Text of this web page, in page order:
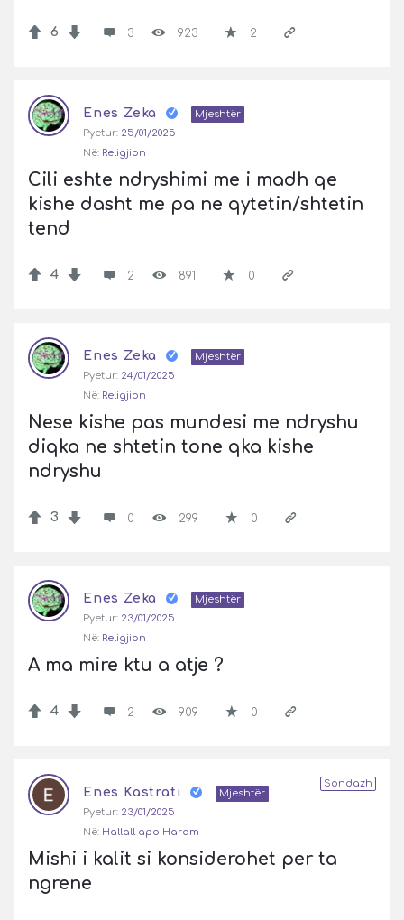
6 3 923 2
Enes Zeka
Mjeshtër
Pyetur: 25/01/2025
Në: Religjion
Cili eshte ndryshimi me i madh qe
kishe dasht me pa ne qytetin/shtetin
tend
4 2 891 0
Enes Zeka
Mjeshtër
Pyetur: 24/01/2025
Në: Religjion
Nese kishe pas mundesi me ndryshu
diqka ne shtetin tone qka kishe
ndryshu
3 0 299 0
Enes Zeka
Mjeshtër
Pyetur: 23/01/2025
Në: Religjion
A ma mire ktu a atje ?
4 2 909 0
Sondazh
Enes Kastrati
Mjeshtër
Pyetur: 23/01/2025
Në: Hallall apo Haram
Mishi i kalit si konsiderohet per ta
ngrene